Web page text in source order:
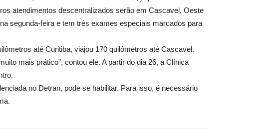
atendimentos descentralizados serão em Cascavel, Oeste
segunda-feira e tem três exames especiais marcados para
até Curitiba, viajou 170 quilômetros até Cascavel.
mais prático”, contou ele. A partir do dia 26, a Clínica
no Detran, pode se habilitar. Para isso, é necessário